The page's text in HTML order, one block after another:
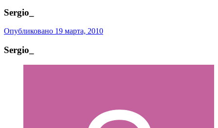
Sergio_
Опубликовано 19 марта, 2010
Sergio_